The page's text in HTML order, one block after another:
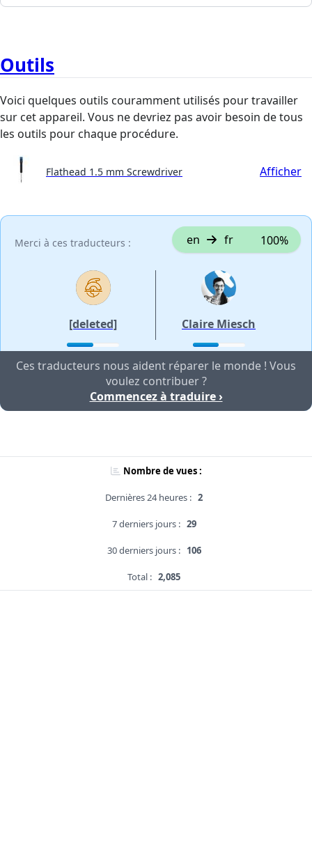
Outils
Voici quelques outils couramment utilisés pour travailler
sur cet appareil. Vous ne devriez pas avoir besoin de tous
les outils pour chaque procédure.
Flathead 1.5 mm Screwdriver Afficher
Merci à ces traducteurs : en fr 100%
[deleted] Claire Miesch
Ces traducteurs nous aident réparer le monde ! Vous
voulez contribuer ?
Commencez à traduire ›
Nombre de vues :
Dernières 24 heures : 2
7 derniers jours : 29
30 derniers jours : 106
Total : 2,085